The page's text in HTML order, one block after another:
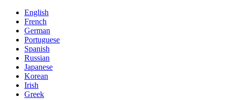
English
French
German
Portuguese
Spanish
Russian
Japanese
Korean
Irish
Greek